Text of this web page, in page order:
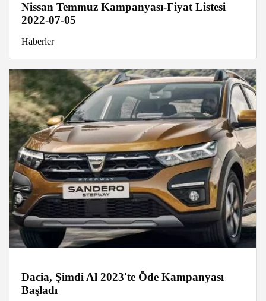
Nissan Temmuz Kampanyası-Fiyat Listesi
2022-07-05
Haberler
Dacia, Şimdi Al 2023'te Öde Kampanyası
Başladı